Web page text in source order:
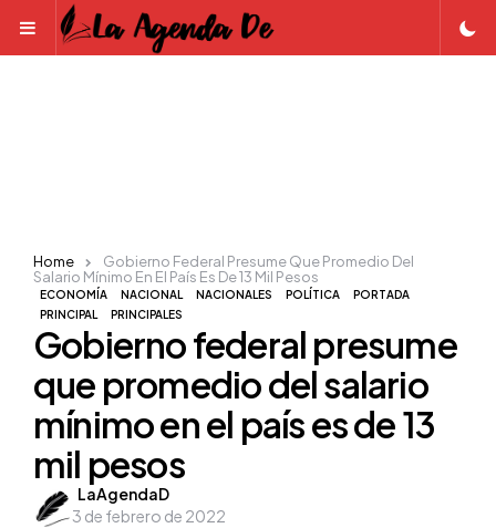
Menu
ECONOMÍA NACIONAL NACIONALES POLÍTICA
PORTADA
PRINCIPAL
PRINCIPALES
Gobierno federal presume
que promedio del salario
mínimo en el país es de 13
mil pesos
Posted
by
LaAgendaD
3 de febrero de 2022
Home
Gobierno Federal Presume Que Promedio Del
Salario Mínimo En El País Es De 13 Mil Pesos